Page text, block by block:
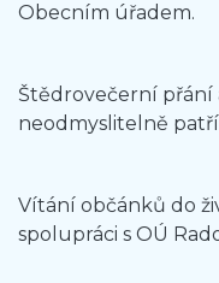
Obecním úřadem.
Štědrovečerní přání
neodmyslitelně
Vítání občánků do
spolupráci s OÚ